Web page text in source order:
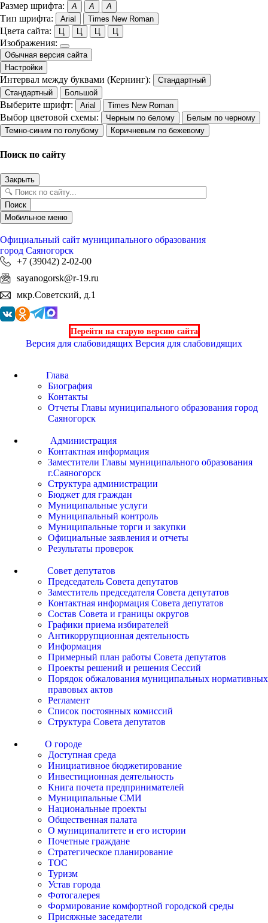
Размер шрифта: A A A
Тип шрифта: Arial Times New Roman
Цвета сайта: Ц Ц Ц Ц
Изображения:
Обычная версия сайта
Настройки
Интервал между буквами (Кернинг):
Стандартный
Стандартный
Большой
Выберите шрифт: Arial Times New Roman
Выбор цветовой схемы: Черным по белому
Белым по черному
Темно-синим по голубому
Коричневым по бежевому
Поиск по сайту
Закрыть
Поиск
Мобильное меню
Официальный сайт муниципального образования
город Саяногорск
+7 (39042) 2-02-00
sayanogorsk@r-19.ru
мкр.Советский, д.1
Перейти на старую версию сайта
Версия для слабовидящих Версия для слабовидящих
Глава
Биография
Контакты
Отчеты Главы муниципального образования город
Саяногорск
Администрация
Контактная информация
Заместители Главы муниципального образования
г.Саяногорск
Структура администрации
Бюджет для граждан
Муниципальные услуги
Муниципальный контроль
Муниципальные торги и закупки
Официальные заявления и отчеты
Результаты проверок
Совет депутатов
Председатель Совета депутатов
Заместитель председателя Совета депутатов
Контактная информация Совета депутатов
Состав Совета и границы округов
Графики приема избирателей
Антикоррупционная деятельность
Информация
Примерный план работы Совета депутатов
Проекты решений и решения Сессий
Порядок обжалования муниципальных нормативных
правовых актов
Регламент
Список постоянных комиссий
Структура Совета депутатов
О городе
Доступная среда
Инициативное бюджетирование
Инвестиционная деятельность
Книга почета предпринимателей
Муниципальные СМИ
Национальные проекты
Общественная палата
О муниципалитете и его истории
Почетные граждане
Стратегическое планирование
ТОС
Туризм
Устав города
Фотогалерея
Формирование комфортной городской среды
Присяжные заседатели